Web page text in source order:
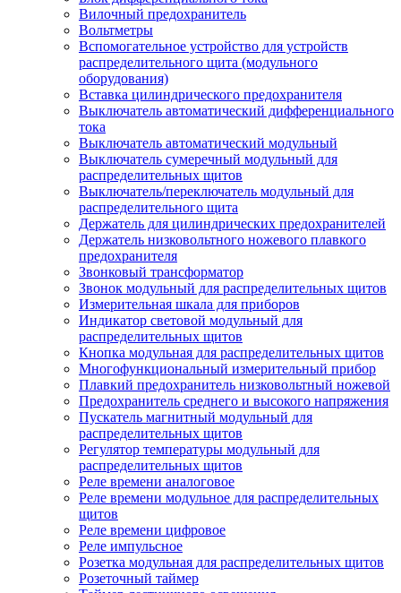
Вилочный предохранитель
Вольтметры
Вспомогательное устройство для устройств
распределительного щита (модульного
оборудования)
Вставка цилиндрического предохранителя
Выключатель автоматический дифференциального
тока
Выключатель автоматический модульный
Выключатель сумеречный модульный для
распределительных щитов
Выключатель/переключатель модульный для
распределительного щита
Держатель для цилиндрических предохранителей
Держатель низковольтного ножевого плавкого
предохранителя
Звонковый трансформатор
Звонок модульный для распределительных щитов
Измерительная шкала для приборов
Индикатор световой модульный для
распределительных щитов
Кнопка модульная для распределительных щитов
Многофункциональный измерительный прибор
Плавкий предохранитель низковольтный ножевой
Предохранитель среднего и высокого напряжения
Пускатель магнитный модульный для
распределительных щитов
Регулятор температуры модульный для
распределительных щитов
Реле времени аналоговое
Реле времени модульное для распределительных
щитов
Реле времени цифровое
Реле импульсное
Розетка модульная для распределительных щитов
Розеточный таймер